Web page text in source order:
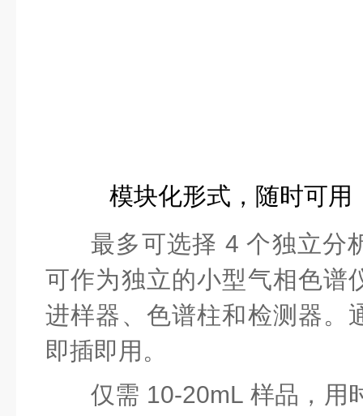
模块化形式，随时可用
最多可选择 4 个独立分
可作为独立的小型气相色谱
进样器、色谱柱和检测器。
即插即用。
仅需 10-20mL 样品，用